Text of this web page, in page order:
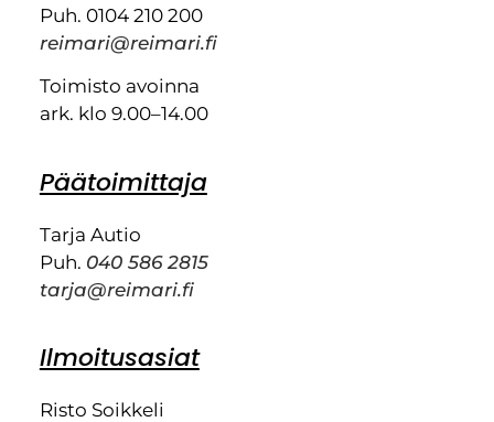
Puh. 0104 210 200
reimari@reimari.fi
Toimisto avoinna
ark. klo 9.00–14.00
Päätoimittaja
Tarja Autio
Puh. 040 586 2815
tarja@reimari.fi
Ilmoitusasiat
Risto Soikkeli